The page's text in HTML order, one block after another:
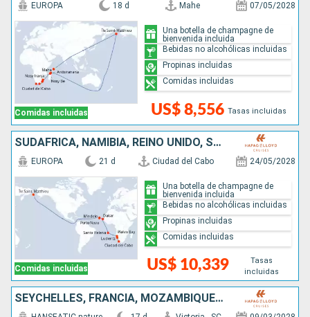
Comidas incluidas
EUROPA 18 d Mahe 07/05/2028
US$ 8,556 Tasas incluidas
Una botella de champagne de
bienvenida incluida
Bebidas no alcohólicas incluidas
Propinas incluidas
Comidas incluidas
SUDAFRICA, NAMIBIA, REINO UNIDO, SENEGAL, CABO VERDE, ISLANDIA
Comidas incluidas
EUROPA 21 d Ciudad del Cabo 24/05/2028
US$ 10,339
Tasas
incluidas
Una botella de champagne de
bienvenida incluida
Bebidas no alcohólicas incluidas
Propinas incluidas
Comidas incluidas
SEYCHELLES, FRANCIA, MOZAMBIQUE, SUDAFRICA